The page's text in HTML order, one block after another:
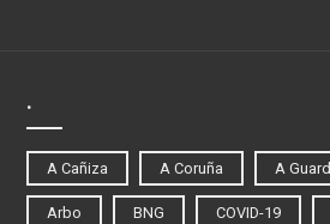
.
A Cañiza A Coruña A
Arbo BNG COVID-19